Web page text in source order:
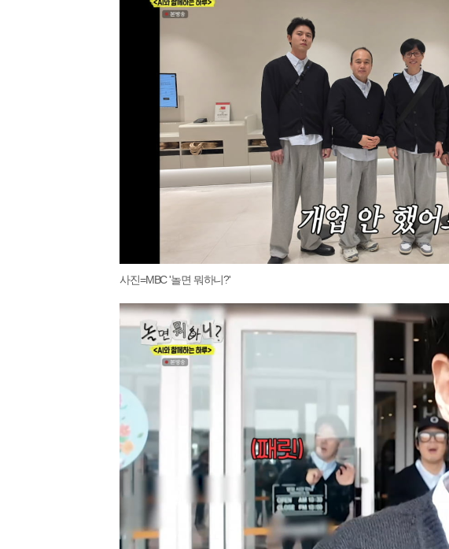
사진=MBC '놀면 뭐하니?'